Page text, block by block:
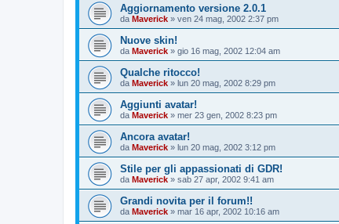
Aggiornamento versione 2.0.1
da Maverick » ven 24 mag, 2002 2:37 pm
Nuove skin!
da Maverick » gio 16 mag, 2002 12:04 am
Qualche ritocco!
da Maverick » lun 20 mag, 2002 8:29 pm
Aggiunti avatar!
da Maverick » mer 23 gen, 2002 8:23 pm
Ancora avatar!
da Maverick » lun 20 mag, 2002 3:12 pm
Stile per gli appassionati di GDR!
da Maverick » sab 27 apr, 2002 9:41 am
Grandi novita per il forum!!
da Maverick » mar 16 apr, 2002 10:16 am